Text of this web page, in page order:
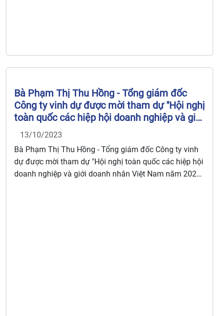
Bà Phạm Thị Thu Hồng - Tổng giám đốc
Công ty vinh dự được mời tham dự "Hội nghị
toàn quốc các hiệp hội doanh nghiệp và giới
doanh nhân Việt Nam năm 2023" do LIÊN
ĐOÀN THƯƠNG MẠI VÀ CÔNG NGHIỆP
VIỆT NAM (VCCI) tổ chức nhân kỷ niệm
ngày Doanh nhân Việt Nam
13/10/2023
Bà Phạm Thị Thu Hồng - Tổng giám đốc Công ty vinh
dự được mời tham dự "Hội nghị toàn quốc các hiệp hội
doanh nghiệp và giới doanh nhân Việt Nam năm 2023"